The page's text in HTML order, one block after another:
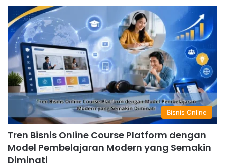
Bisnis Online
Tren Bisnis Online Course Platform dengan
Model Pembelajaran Modern yang Semakin
Diminati